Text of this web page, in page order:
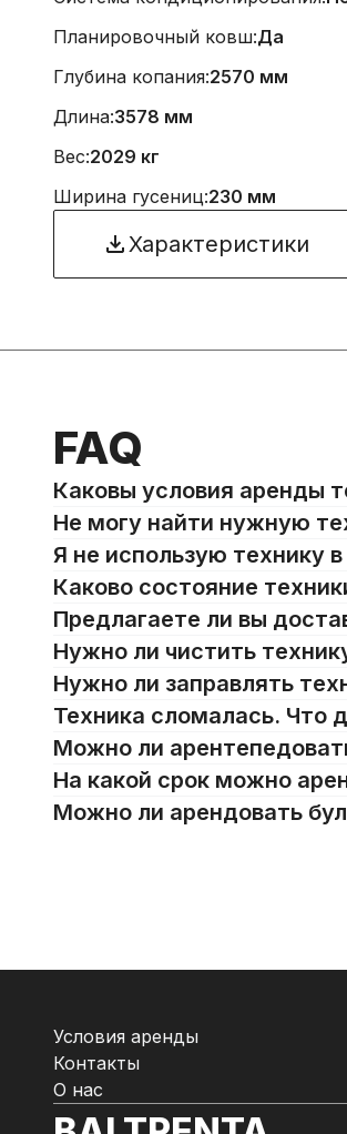
Планировочный ковш:Да
Глубина копания:2570 мм
Длина:3578 мм
Вес:2029 кг
Ширина гусениц:230 мм
Характеристики
FAQ
Каковы условия аренды
Не могу найти нужную
Я не использую технику
Каково состояние
Предлагаете ли вы
Нужно ли чистить
Нужно ли заправлять
Техника сломалась. Что
Можно ли
На какой срок можно
Можно ли арендовать
Условия аренды
Контакты
О нас